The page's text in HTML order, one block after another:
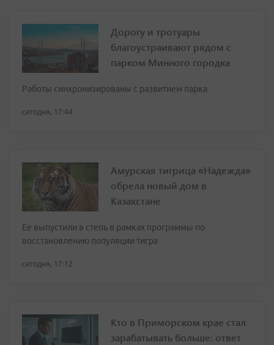
Дорогу и тротуары
благоустраивают рядом с
парком Минного городка
Работы синхронизированы с развитием парка
сегодня, 17:44
Амурская тигрица «Надежда»
обрела новый дом в
Казахстане
Ее выпустили в степь в рамках программы по
восстановлению популяции тигра
сегодня, 17:12
Кто в Приморском крае стал
зарабатывать больше: ответ